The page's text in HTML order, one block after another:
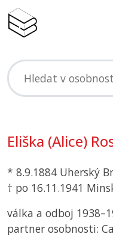
Eliška (Alice)
* 8.9.1884 Uherský
† po 16.11.1941
válka a odboj
partner osobnosti: